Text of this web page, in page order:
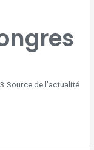
de l’actualité